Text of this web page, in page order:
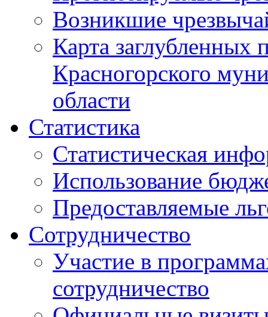
Возникшие
Карта
Красногорского
области
Статистика
Статистическая
Использование
Предоставляемые
Сотрудничество
Участие в
сотрудничество